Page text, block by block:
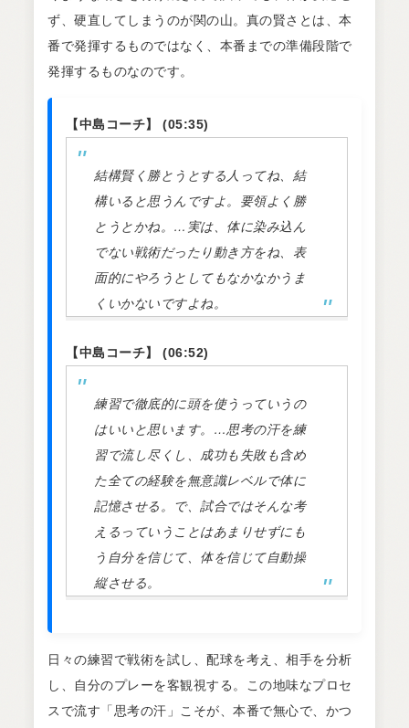
ず、硬直してしまうのが関の山。真の賢さとは、本
番で発揮するものではなく、本番までの準備段階で
発揮するものなのです。
【中島コーチ】 (05:35)
結構賢く勝とうとする人ってね、結
構いると思うんですよ。要領よく勝
とうとかね。…実は、体に染み込ん
でない戦術だったり動き方をね、表
面的にやろうとしてもなかなかうま
くいかないですよね。
【中島コーチ】 (06:52)
練習で徹底的に頭を使うっていうの
はいいと思います。…思考の汗を練
習で流し尽くし、成功も失敗も含め
た全ての経験を無意識レベルで体に
記憶させる。で、試合ではそんな考
えるっていうことはあまりせずにも
う自分を信じて、体を信じて自動操
縦させる。
日々の練習で戦術を試し、配球を考え、相手を分析
し、自分のプレーを客観視する。この地味なプロセ
スで流す「思考の汗」こそが、本番で無心で、かつ